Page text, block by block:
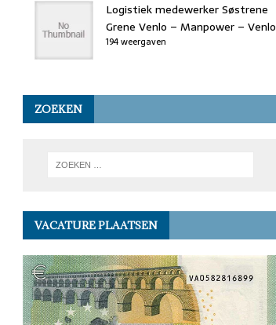
Logistiek medewerker Søstrene
Grene Venlo – Manpower – Venlo
194 weergaven
ZOEKEN
VACATURE PLAATSEN